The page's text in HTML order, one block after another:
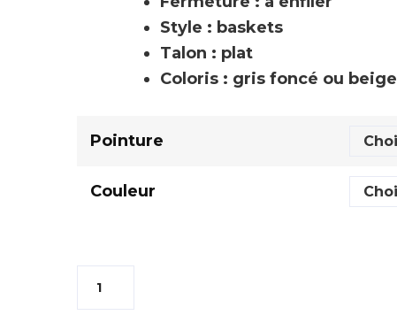
Style : baskets
Talon : plat
Coloris : gris foncé ou beige
Pointure
Couleur